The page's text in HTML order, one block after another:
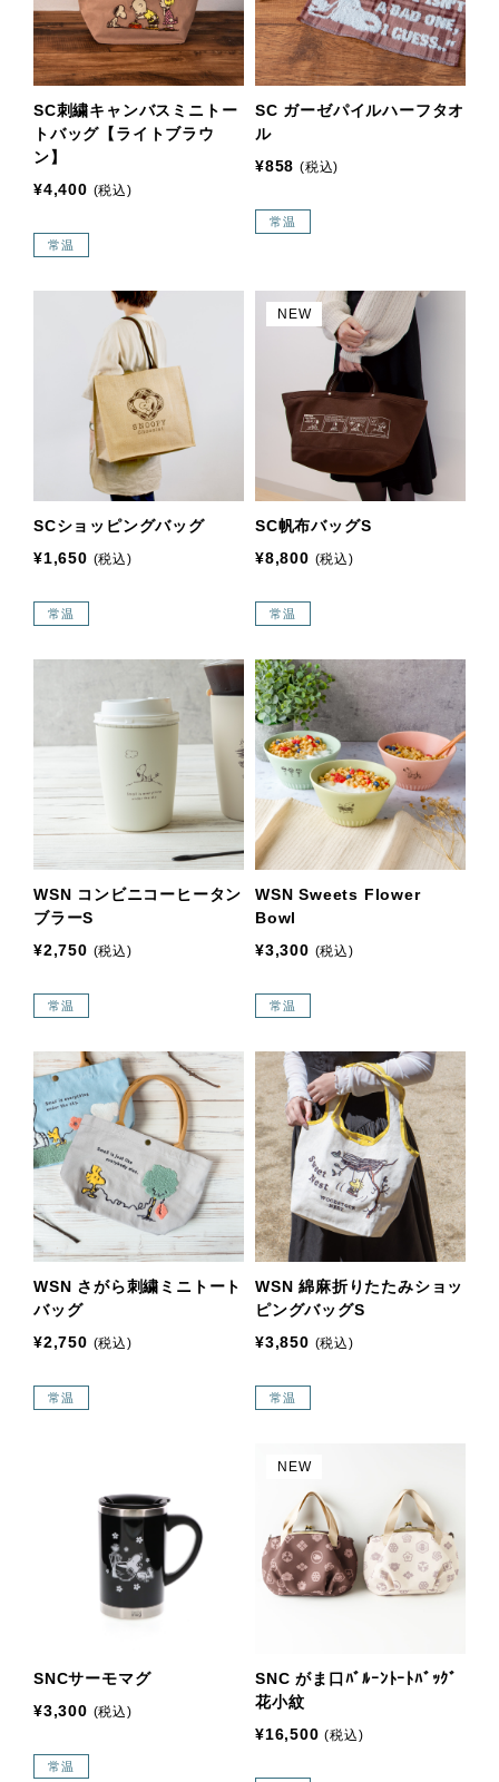
SC刺繍キャンバスミニトー
トバッグ【ライトブラウ
ン】
¥4,400 (税込)
常温
SC ガーゼパイルハーフタオ
ル
¥858 (税込)
常温
SCショッピングバッグ
¥1,650 (税込)
常温
NEW
SC帆布バッグS
¥8,800 (税込)
常温
WSN コンビニコーヒータン
ブラーS
¥2,750 (税込)
常温
WSN Sweets Flower
Bowl
¥3,300 (税込)
常温
WSN さがら刺繍ミニトート
バッグ
¥2,750 (税込)
常温
WSN 綿麻折りたたみショッ
ピングバッグS
¥3,850 (税込)
常温
SNCサーモマグ
¥3,300 (税込)
常温
NEW
SNC がま口ﾊﾞﾙｰﾝﾄｰﾄﾊﾞｯｸﾞ
花小紋
¥16,500 (税込)